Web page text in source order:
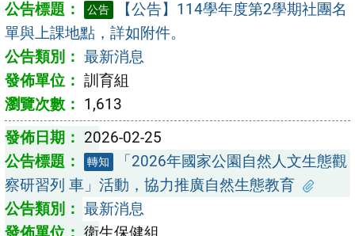
公告
【公告】114學年度第2學期社團名
單與上課地點，詳如附件。
最新消息
訓育組
1,613
2026-02-25
轉知
「2026年國家公園自然人文生態觀
察研習列 車」活動，協力推廣自然生態教育
最新消息